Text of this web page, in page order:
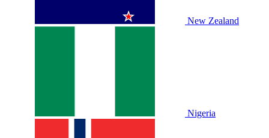
New Zealand
Nigeria